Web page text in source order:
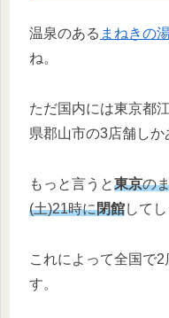
温泉のある まねきの
ね。
ただ国内には東京都
県郡山市の3店舗しか
もっと言うと東京の
(土)21時に閉館して
これによって全国で
す。